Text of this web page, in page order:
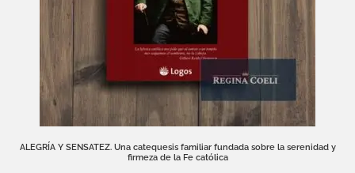
ALEGRÍA Y SENSATEZ. Una catequesis familiar fundada sobre la serenidad y
firmeza de la Fe católica